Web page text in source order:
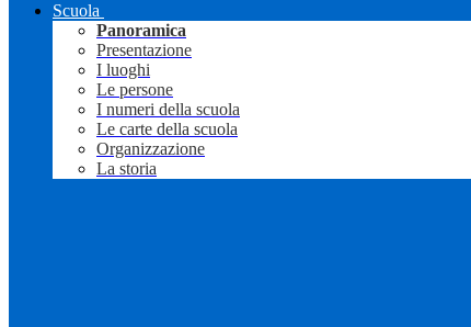
Scuola
Panoramica
Presentazione
I luoghi
Le persone
I numeri della scuola
Le carte della scuola
Organizzazione
La storia